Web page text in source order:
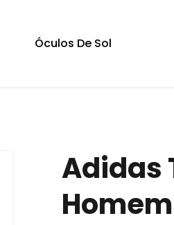
Óculos De Sol
Cart
Adidas